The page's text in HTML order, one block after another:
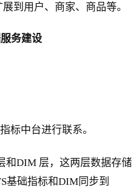
到用户、商家、商品等。
务建设
标中台进行联系。
和DIM 层，这两层数据存储
基础指标和DIM同步到